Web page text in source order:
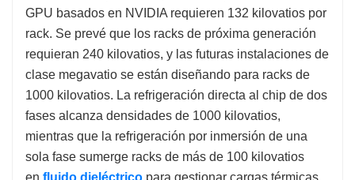
GPU basados ​​en NVIDIA requieren 132 kilovatios por
rack. Se prevé que los racks de próxima generación
requieran 240 kilovatios, y las futuras instalaciones de
clase megavatio se están diseñando para racks de
1000 kilovatios. La refrigeración directa al chip de dos
fases alcanza densidades de 1000 kilovatios,
mientras que la refrigeración por inmersión de una
sola fase sumerge racks de más de 100 kilovatios
en fluido dieléctrico para gestionar cargas térmicas